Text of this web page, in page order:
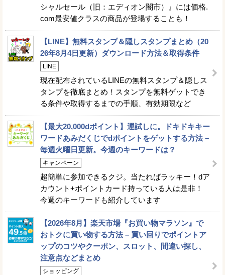
シャルセール（旧：エディオン闇市）』には価格.
com最安値クラスの商品が登場することも！
【LINE】無料スタンプ＆隠しスタンプまとめ（20
26年8月4日更新）ダウンロード方法＆取得条件
LINE
現在配布されているLINEの無料スタンプ＆隠しス
タンプを徹底まとめ！スタンプを無料ゲットでき
る条件や取得するまでの手順、有効期限など
【最大20,000dポイント】運試しに。ドキドキキー
ワードあみだくじでdポイントをゲットする方法 –
毎週火曜日更新。今週のキーワードは？
キャンペーン
超簡単に参加できるクジ。当たればラッキー！dア
カウント+ポイントカード持っている人は是非！
今週のキーワードも紹介しています
【2026年8月】楽天市場『お買い物マラソン』で
おトクに買い物する方法 – 買い回りでポイントア
ップのコツやクーポン、スロット、間違い探し、
注意点などまとめ
ショッピング